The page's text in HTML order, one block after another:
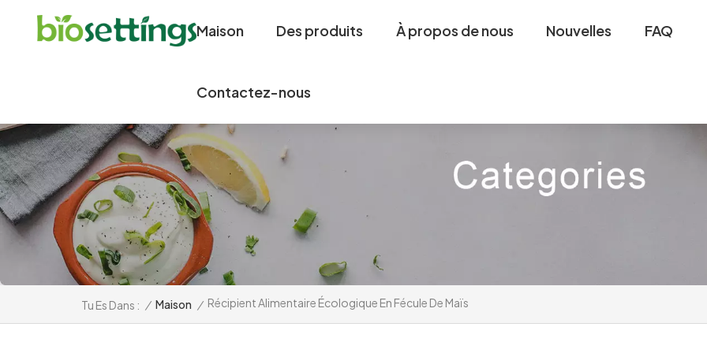
Maison Des produits À propos de nous Nouvelles FAQ
Contactez-nous
Tu Es Dans : / Maison / Récipient Alimentaire Écologique En Fécule De Maïs